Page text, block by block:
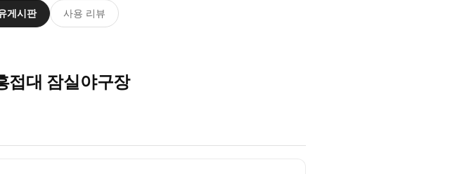
게시판 사용 리뷰
접대 잠실야구장